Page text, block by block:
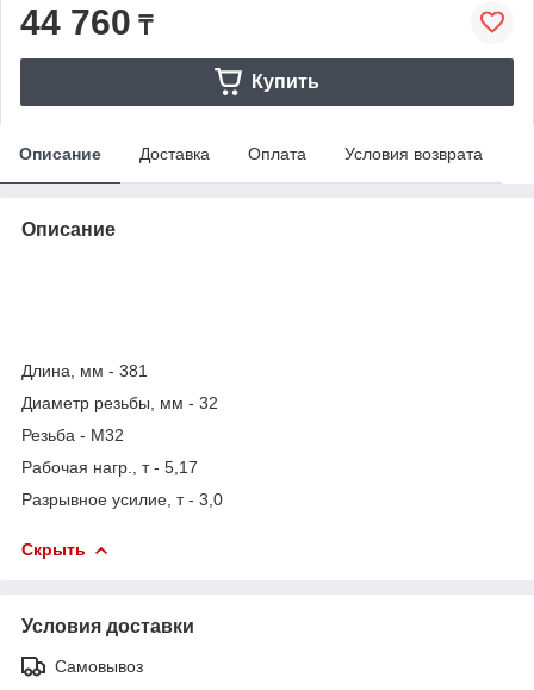
44 760 ₸
Купить
Описание Доставка Оплата Условия возврата
Описание
Длина, мм - 381
Диаметр резьбы, мм - 32
Резьба - М32
Рабочая нагр., т - 5,17
Разрывное усилие, т - 3,0
Скрыть
Условия доставки
Самовывоз